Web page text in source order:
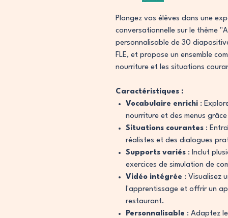
Plongez vos élèves dans une
conversationnelle sur le thème
personnalisable de 30
FLE, et propose un ensemble
nourriture et les situations
Caractéristiques :
Vocabulaire enrichi :
nourriture et des menus
Situations courantes :
réalistes et des dialogues
Supports variés : Inclut
exercices de simulation de
Vidéo intégrée : Visualisez
l'apprentissage et offrir un
restaurant.
Personnalisable : Adaptez